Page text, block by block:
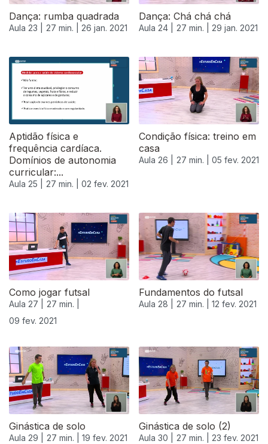
Dança: rumba quadrada
Aula 23 | 27 min. | 26 jan. 2021
Dança: Chá chá chá
Aula 24 | 27 min. | 29 jan. 2021
Aptidão física e
frequência cardíaca.
Domínios de autonomia
curricular:...
Aula 25 | 27 min. | 02 fev. 2021
Condição física: treino em
casa
Aula 26 | 27 min. | 05 fev. 2021
Como jogar futsal
Aula 27 |
27 min. |
09 fev. 2021
Fundamentos do futsal
Aula 28 | 27 min. | 12 fev. 2021
Ginástica de solo
Aula 29 | 27 min. | 19 fev. 2021
Ginástica de solo (2)
Aula 30 | 27 min. | 23 fev. 2021